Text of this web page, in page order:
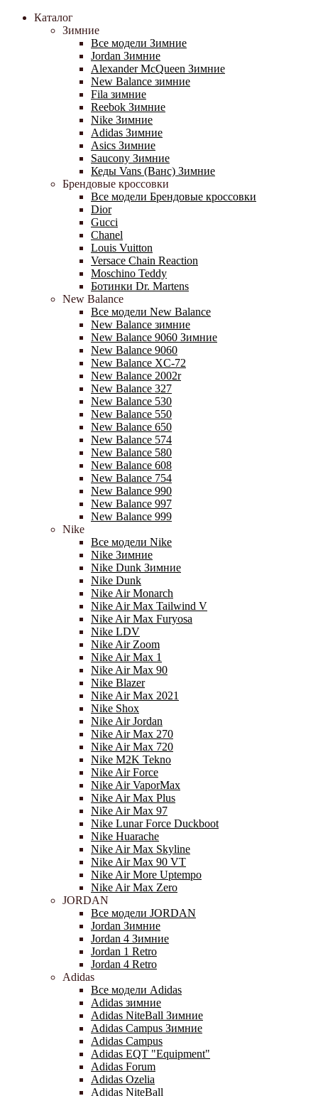
Каталог
Зимние
Все модели Зимние
Jordan Зимние
Alexander McQueen Зимние
New Balance зимние
Fila зимние
Reebok Зимние
Nike Зимние
Adidas Зимние
Asics Зимние
Saucony Зимние
Кеды Vans (Ванс) Зимние
Брендовые кроссовки
Все модели Брендовые кроссовки
Dior
Gucci
Chanel
Louis Vuitton
Versace Chain Reaction
Moschino Teddy
Ботинки Dr. Martens
New Balance
Все модели New Balance
New Balance зимние
New Balance 9060 Зимние
New Balance 9060
New Balance XC-72
New Balance 2002r
New Balance 327
New Balance 530
New Balance 550
New Balance 650
New Balance 574
New Balance 580
New Balance 608
New Balance 754
New Balance 990
New Balance 997
New Balance 999
Nike
Все модели Nike
Nike Зимние
Nike Dunk Зимние
Nike Dunk
Nike Air Monarch
Nike Air Max Tailwind V
Nike Air Max Furyosa
Nike LDV
Nike Air Zoom
Nike Air Max 1
Nike Air Max 90
Nike Blazer
Nike Air Max 2021
Nike Shox
Nike Air Jordan
Nike Air Max 270
Nike Air Max 720
Nike M2K Tekno
Nike Air Force
Nike Air VaporMax
Nike Air Max Plus
Nike Air Max 97
Nike Lunar Force Duckboot
Nike Huarache
Nike Air Max Skyline
Nike Air Max 90 VT
Nike Air More Uptempo
Nike Air Max Zero
JORDAN
Все модели JORDAN
Jordan Зимние
Jordan 4 Зимние
Jordan 1 Retro
Jordan 4 Retro
Adidas
Все модели Adidas
Adidas зимние
Adidas NiteBall Зимние
Adidas Campus Зимние
Adidas Campus
Adidas EQT "Equipment"
Adidas Forum
Adidas Ozelia
Adidas NiteBall